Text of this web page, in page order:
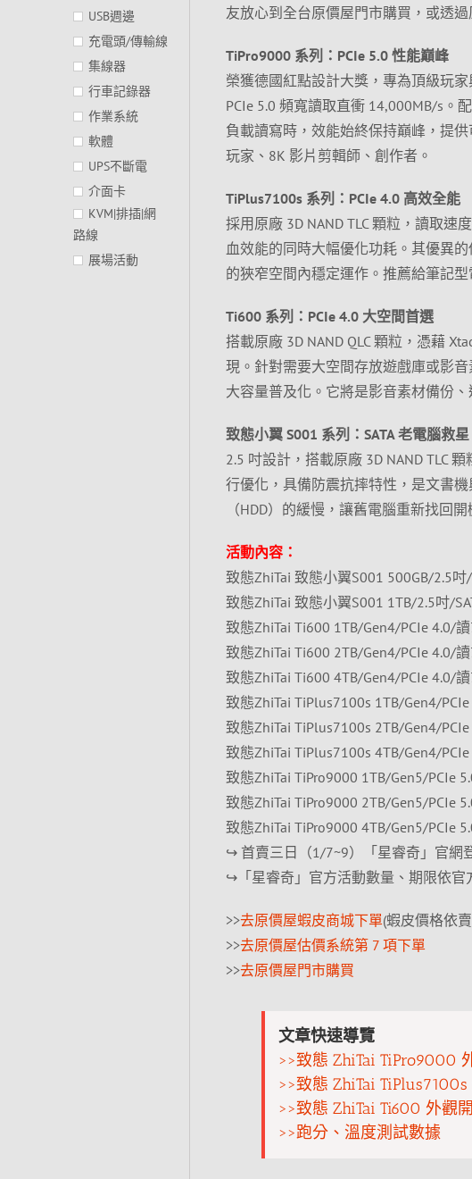
友放心到全台原價屋門市購買，或透
TiPro9000 系列：PCIe 5.0 性能巔峰
榮獲德國紅點設計大獎，專為頂級玩家
PCIe 5.0 頻寬讀取直衝 14,000MB/s。
負載讀寫時，效能始終保持巔峰，提
玩家、8K 影片剪輯師、創作者。
TiPlus7100s 系列：PCIe 4.0 高效全能
採用原廠 3D NAND TLC 顆粒，讀取速
血效能的同時大幅優化功耗。其優異
的狹窄空間內穩定運作。推薦給筆記
Ti600 系列：PCIe 4.0 大空間首選
搭載原廠 3D NAND QLC 顆粒，憑藉
現。針對需要大空間存放遊戲庫或影
大容量普及化。它將是影音素材備份、
致態小翼 S001 系列：SATA 老電腦救星
2.5 吋設計，搭載原廠 3D NAND TLC
行優化，具備防震抗摔特性，是文書
（HDD）的緩慢，讓舊電腦重新找回開
活動內容：
致態ZhiTai 致態小翼S001 500GB/2.5
致態ZhiTai 致態小翼S001 1TB/2.5吋/
致態ZhiTai Ti600 1TB/Gen4/PCIe 4.0/
致態ZhiTai Ti600 2TB/Gen4/PCIe 4.0/
致態ZhiTai Ti600 4TB/Gen4/PCIe 4.0/
致態ZhiTai TiPlus7100s 1TB/Gen4/
致態ZhiTai TiPlus7100s 2TB/Gen4/
致態ZhiTai TiPlus7100s 4TB/Gen4/
致態ZhiTai TiPro9000 1TB/Gen5/PCIe
致態ZhiTai TiPro9000 2TB/Gen5/PCIe
致態ZhiTai TiPro9000 4TB/Gen5/PCIe
↪ 首賣三日（1/7~9）「星睿奇」官網
↪「星睿奇」官方活動數量、期限依官
>>去原價屋蝦皮商城下單(蝦皮價格依
>>去原價屋估價系統第 7 項下單
>>去原價屋門市購買
文章快速導覽
>>致態 ZhiTai TiPro9000
>>致態 ZhiTai
>>致態 ZhiTai Ti600 外觀
>>跑分、溫度測試數據
USB週邊
充電頭/傳輸線
集線器
行車記錄器
作業系統
軟體
UPS不斷電
介面卡
KVM|排插|網
路線
展場活動